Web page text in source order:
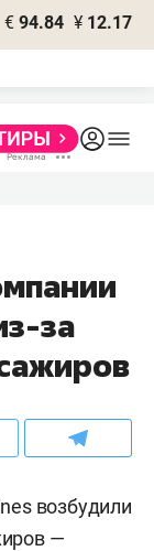
€ 94.84 ¥ 12.17
за
возбудили
—